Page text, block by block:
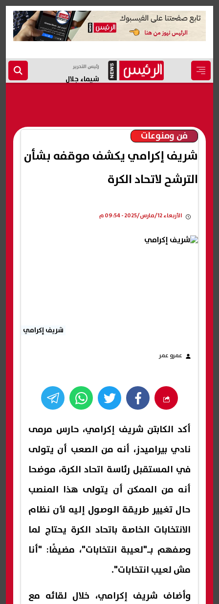
رئيس التحرير
شيماء جلال
فن ومنوعات
شريف إكرامي يكشف موقفه بشأن
الترشح لاتحاد الكرة
الأربعاء 12/مارس/2025 - 09:54 م
شريف إكرامي
عمرو عمر
أكد الكابتن شريف إكرامي، حارس مرمى
نادي بيراميدز، أنه من الصعب أن يتولى
في المستقبل رئاسة اتحاد الكرة، موضحا
أنه من الممكن أن يتولى هذا المنصب
حال تغيير طريقة الوصول إليه لأن نظام
الانتخابات الخاصة باتحاد الكرة يحتاج لما
وصفهم بـ"لعيبة انتخابات"، مضيفًا: "أنا
مش لعيب انتخابات".
وأضاف شريف إكرامي، خلال لقائه مع